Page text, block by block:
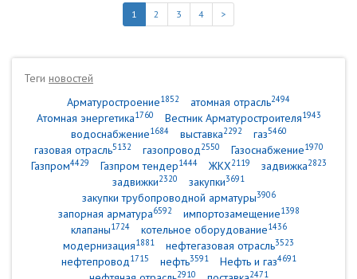
1 2 3 4 >
Теги новостей
Арматуростроение1852 атомная отрасль2494
Атомная энергетика1760 Вестник Арматуростроителя1943
водоснабжение1684 выставка2292 газ5460
газовая отрасль5132 газопровод2550 Газоснабжение1970
Газпром4429 Газпром тендер1444 ЖКХ2119 задвижка2823
задвижки2320 закупки3691
закупки трубопроводной арматуры3906
запорная арматура6592 импортозамещение1398
клапаны1724 котельное оборудование1436
модернизация1881 нефтегазовая отрасль3523
нефтепровод1715 нефть3591 Нефть и газ4691
2910 2471